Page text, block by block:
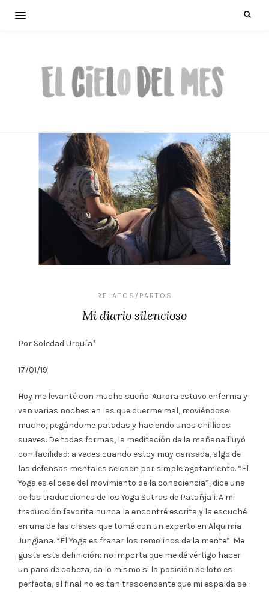
RELATOS/PARTOS
Mi diario silencioso
Por Soledad Urquía*
17/01/19
Hoy me levanté con mucho sueño. Aurora estuvo enferma y
van varias noches en las que duerme mal, moviéndose
mucho, pegándome patadas y haciendo unos chillidos
suaves. De todas formas, la meditación de la mañana fluyó
con facilidad: a veces cuando estoy muy cansada, algo de
las defensas mentales se caen por simple agotamiento. “El
Yoga es el cese del movimiento de la consciencia”, dice una
de las traducciones de los Yoga Sutras de Patañjali. A mi
traducción favorita nunca la encontré escrita y la escuché
en una de las clases que tomé con un experto en Alquimia
Jungiana. “El Yoga es frenar los remolinos de la mente”. Me
gusta esta definición: no importa que me dé vértigo hacer
un paro de cabeza, da lo mismo si la posición de loto es
perfecta, al final no es tan trascendente que mi espalda se